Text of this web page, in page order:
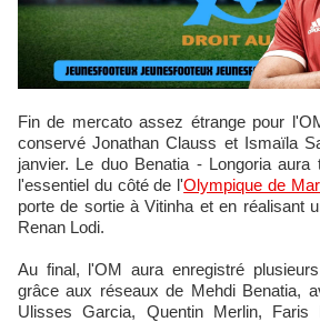
Fin de mercato assez étrange pour l'OM, qui aura finalement
conservé Jonathan Clauss et Ismaïla
janvier. Le duo Benatia - Longoria
l'essentiel du côté de l'Olympique de
porte de sortie à Vitinha et en réalisant
Renan Lodi.
Au final, l'OM aura enregistré
grâce aux réseaux de Mehdi Benatia,
Ulisses Garcia, Quentin Merlin, Faris